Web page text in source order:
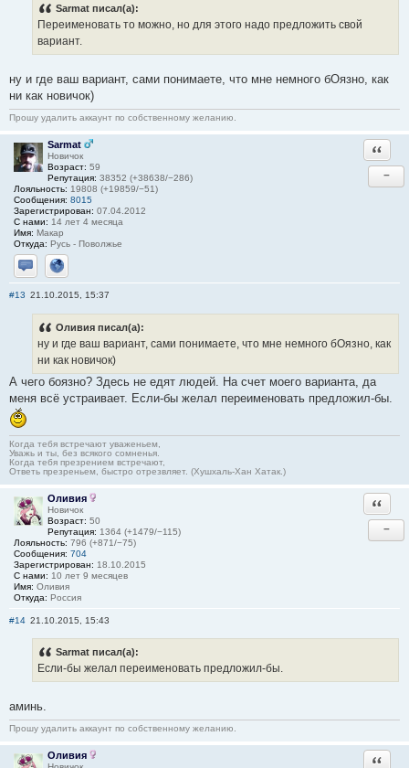
Sarmat писал(а):
Переименовать то можно, но для этого надо предложить свой
вариант.
ну и где ваш вариант, сами понимаете, что мне немного бОязно, как
ни как новичок)
Прошу удалить аккаунт по собственному желанию.
Sarmat
Новичок
Возраст: 59
Репутация: 38352 (+38638/−286)
Лояльность: 19808 (+19859/−51)
Сообщения: 8015
Зарегистрирован: 07.04.2012
С нами: 14 лет 4 месяца
Имя: Макар
Откуда: Русь - Поволжье
Отправить личное сообщение
Сайт
−
#13 21.10.2015, 15:37
Оливия писал(а):
ну и где ваш вариант, сами понимаете, что мне немного бОязно, как
ни как новичок)
А чего боязно? Здесь не едят людей. На счет моего варианта, да
меня всё устраивает. Если-бы желал переименовать предложил-бы.
Когда тебя встречают уваженьем,
Уважь и ты, без всякого сомненья.
Когда тебя презрением встречают,
Ответь презреньем, быстро отрезвляет. (Хушхаль-Хан Хатак.)
Оливия
Новичок
Возраст: 50
Репутация: 1364 (+1479/−115)
Лояльность: 796 (+871/−75)
Сообщения: 704
Зарегистрирован: 18.10.2015
С нами: 10 лет 9 месяцев
Имя: Оливия
Откуда: Россия
−
#14 21.10.2015, 15:43
Sarmat писал(а):
Если-бы желал переименовать предложил-бы.
аминь.
Прошу удалить аккаунт по собственному желанию.
Оливия